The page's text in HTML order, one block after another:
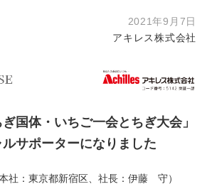
2021年9月7日
アキレス株式会社
ぎ国体・いちご一会とちぎ大会」
サポーターになりました
社：東京都新宿区、社長：伊藤 守）